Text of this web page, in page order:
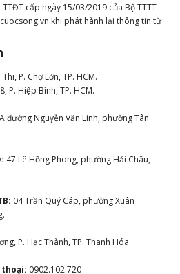
TTĐT cấp ngày 15/03/2019 của Bộ TTTT
khi phát hành lại thông tin từ
P. Chợ Lớn, TP. HCM.
P. Hiệp Bình, TP. HCM.
đường Nguyễn Văn Linh, phường Tân
47 Lê Hồng Phong, phường Hải Châu,
04 Trần Quý Cáp, phường Xuân
P. Hạc Thành, TP. Thanh Hóa.
0902.102.720